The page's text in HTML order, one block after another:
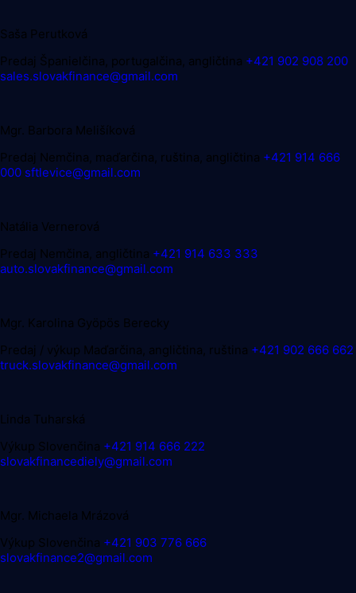
Saša Perutková
Predaj Španielčina, portugalčina, angličtina +421 902 908 200
sales.slovakfinance@gmail.com
Mgr. Barbora Melišíková
Predaj Nemčina, maďarčina, ruština, angličtina +421 914 666
000 sftlevice@gmail.com
Natália Vernerová
Predaj Nemčina, angličtina +421 914 633 333
auto.slovakfinance@gmail.com
Mgr. Karolina Gyöpös Berecky
Predaj / výkup Maďarčina, angličtina, ruština +421 902 666 662
truck.slovakfinance@gmail.com
Linda Tuharská
Výkup Slovenčina +421 914 666 222
slovakfinancediely@gmail.com
Mgr. Michaela Mrázová
Výkup Slovenčina +421 903 776 666
slovakfinance2@gmail.com